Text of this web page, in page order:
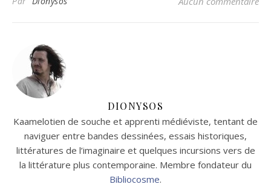
DIONYSOS
Kaamelotien de souche et apprenti médiéviste, tentant de
naviguer entre bandes dessinées, essais historiques,
littératures de l’imaginaire et quelques incursions vers de
la littérature plus contemporaine. Membre fondateur du
Bibliocosme.